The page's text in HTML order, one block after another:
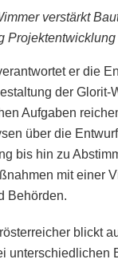
verstärkt
er die
der Glorit-
Aufgaben
über die
bis hin zu
mit einer
Behörden.
blickt
unterschiedlichen